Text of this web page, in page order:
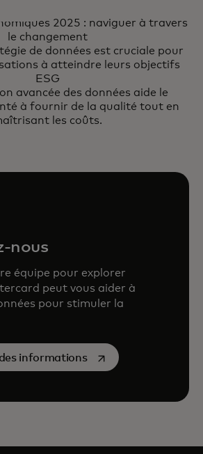
économiques 2025 :
travers le
s’ouvre dans un nouvel onglet
2025 : naviguer à travers
le changement
de données est cruciale pour
à atteindre leurs objectifs
ESG
avancée des données aide le
à fournir de la qualité tout en
les coûts.
nous
équipe pour explorer
peut vous aider à
pour stimuler la
informationss’ouvre dans un